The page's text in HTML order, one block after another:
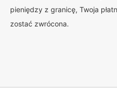
pieniędzy z granicę, Twoja
zostać zwrócona.